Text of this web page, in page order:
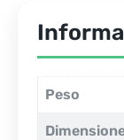
Peso